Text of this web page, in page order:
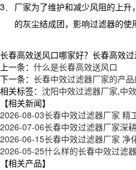
3、
厂家为了维护和减少风阻的上
的灰尘结成团，影响过滤器的使
长春高效送风口哪家好？长春高效
上一条： 什么是长春高效送风口
下一条： 长春中效过滤器厂家的产
相关标签： 沈阳中效过滤器厂家,中
【相关新闻】
2026-08-03长春中效过滤器厂家 精
2026-07-06长春中效过滤器厂家深
2026-06-15长春中效过滤器厂家 净
2026-05-25什么样的长春中效过滤
【相关产品】